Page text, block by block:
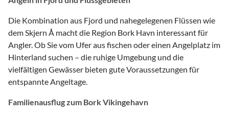
Die Kombination aus Fjord und nahegelegenen Flüssen wie
dem Skjern Å macht die Region Bork Havn interessant für
Angler. Ob Sie vom Ufer aus fischen oder einen Angelplatz im
Hinterland suchen – die ruhige Umgebung und die
vielfältigen Gewässer bieten gute Voraussetzungen für
entspannte Angeltage.
Familienausflug zum Bork Vikingehavn